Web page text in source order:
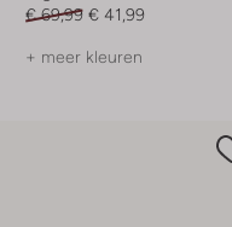
€ 69,99 € 41,99
+ meer kleuren